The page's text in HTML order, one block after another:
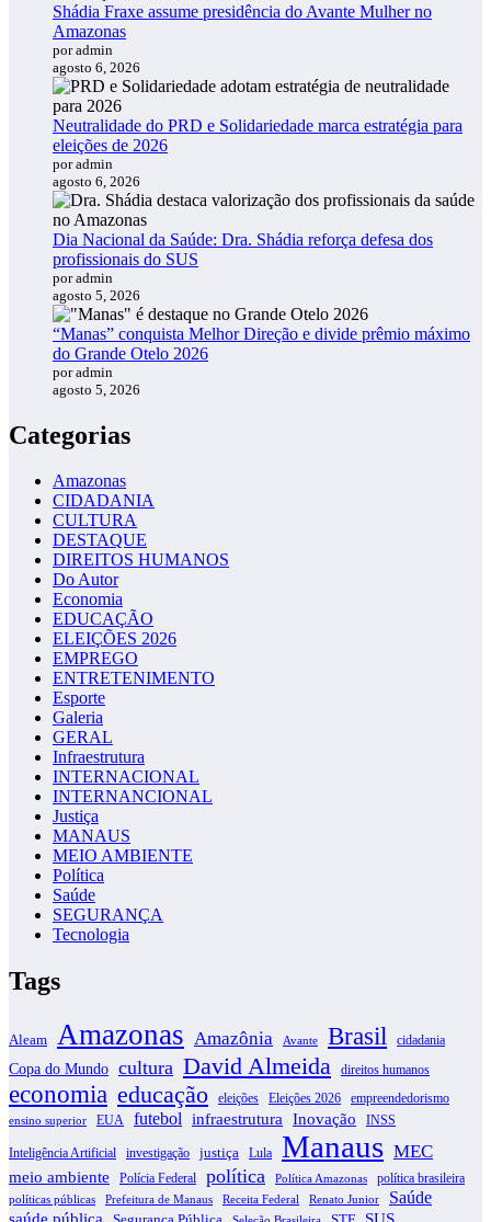
Shádia Fraxe assume presidência do Avante Mulher no
Amazonas
por admin
agosto 6, 2026
Neutralidade do PRD e Solidariedade marca estratégia para
eleições de 2026
por admin
agosto 6, 2026
Dia Nacional da Saúde: Dra. Shádia reforça defesa dos
profissionais do SUS
por admin
agosto 5, 2026
“Manas” conquista Melhor Direção e divide prêmio máximo
do Grande Otelo 2026
por admin
agosto 5, 2026
Categorias
Amazonas
CIDADANIA
CULTURA
DESTAQUE
DIREITOS HUMANOS
Do Autor
Economia
EDUCAÇÃO
ELEIÇÕES 2026
EMPREGO
ENTRETENIMENTO
Esporte
Galeria
GERAL
Infraestrutura
INTERNACIONAL
INTERNANCIONAL
Justiça
MANAUS
MEIO AMBIENTE
Política
Saúde
SEGURANÇA
Tecnologia
Tags
Aleam Amazonas Amazônia Avante Brasil cidadania
Copa do Mundo cultura David Almeida direitos humanos
economia educação eleições Eleições 2026 empreendedorismo
ensino superior EUA futebol infraestrutura Inovação INSS
Inteligência Artificial investigação justiça Lula Manaus MEC
meio ambiente Polícia Federal política Política Amazonas política brasileira
políticas públicas Prefeitura de Manaus Receita Federal Renato Junior Saúde